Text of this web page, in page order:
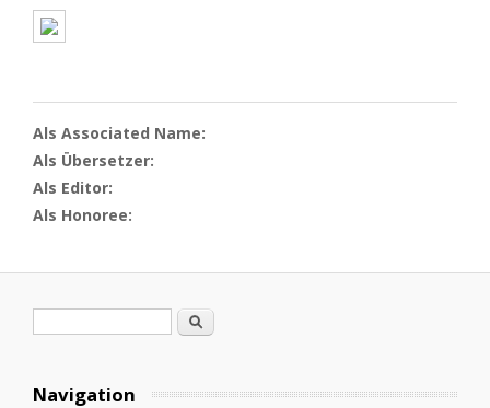
Als Associated Name:
Als Übersetzer:
Als Editor:
Als Honoree:
Suche
Navigation